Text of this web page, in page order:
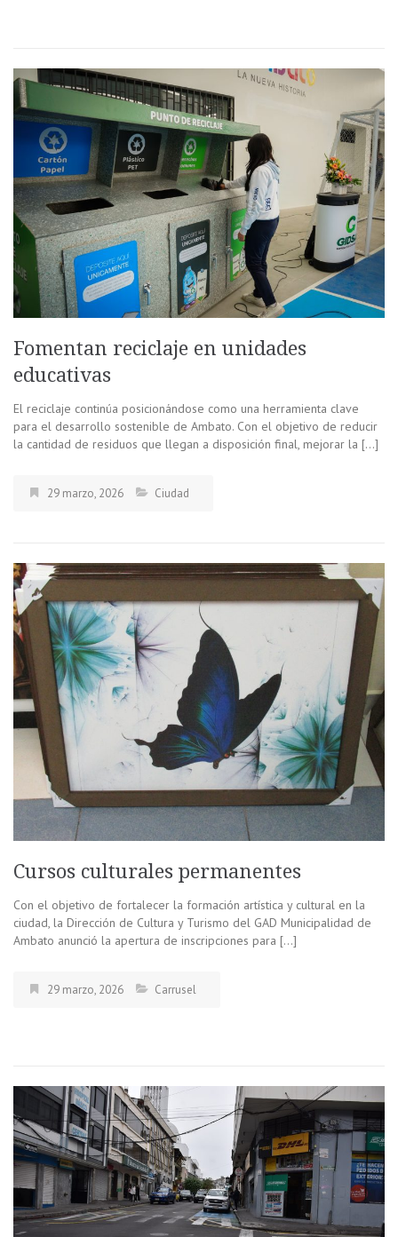
Fomentan reciclaje en unidades
educativas
El reciclaje continúa posicionándose como una herramienta clave
para el desarrollo sostenible de Ambato. Con el objetivo de reducir
la cantidad de residuos que llegan a disposición final, mejorar la […]
29 marzo, 2026 Ciudad
Cursos culturales permanentes
Con el objetivo de fortalecer la formación artística y cultural en la
ciudad, la Dirección de Cultura y Turismo del GAD Municipalidad de
Ambato anunció la apertura de inscripciones para […]
29 marzo, 2026 Carrusel